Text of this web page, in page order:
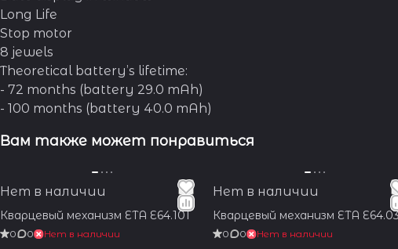
Long Life
Stop motor
8 jewels
Theoretical battery’s lifetime:
- 72 months (battery 29.0 mAh)
- 100 months (battery 40.0 mAh)
Вам также может понравиться
Нет в наличии
Кварцевый механизм ETA E64.101
0 0 Нет в наличии
Нет в наличии
Кварцевый механизм ETA
0 0 Нет в наличии